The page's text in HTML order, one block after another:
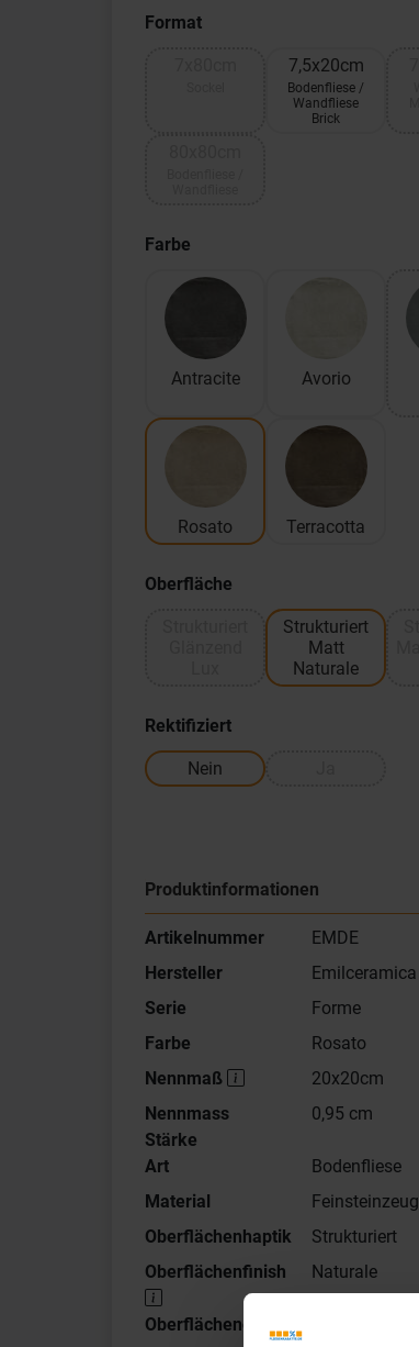
Format
7,5x20cm
Bodenfliese /
Wandfliese
Brick
Farbe
Antracite Avorio
Rosato Terracotta
Oberfläche
Strukturiert
Matt
Naturale
Rektifiziert
Nein
Produktinformationen
Artikelnummer
EMDE
Hersteller
Emilceramica
Serie
Forme
Farbe
Rosato
Nennmaß
20x20cm
Nennmass
Stärke
0,95 cm
Art
Bodenfliese
Material
Feinsteinzeug
Oberflächenhaptik
Strukturiert
Oberflächenfinish
Naturale
Oberflächenoptik